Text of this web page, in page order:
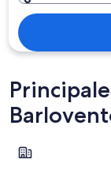
Papeete